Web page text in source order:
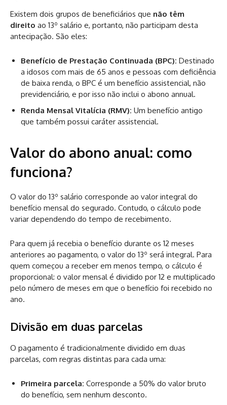
Existem dois grupos de beneficiários que não têm
direito ao 13º salário e, portanto, não participam desta
antecipação. São eles:
Benefício de Prestação Continuada (BPC): Destinado
a idosos com mais de 65 anos e pessoas com deficiência
de baixa renda, o BPC é um benefício assistencial, não
previdenciário, e por isso não inclui o abono annual.
Renda Mensal Vitalícia (RMV): Um benefício antigo
que também possui caráter assistencial.
Valor do abono anual: como
funciona?
O valor do 13º salário corresponde ao valor integral do
benefício mensal do segurado. Contudo, o cálculo pode
variar dependendo do tempo de recebimento.
Para quem já recebia o benefício durante os 12 meses
anteriores ao pagamento, o valor do 13º será integral. Para
quem começou a receber em menos tempo, o cálculo é
proporcional: o valor mensal é dividido por 12 e multiplicado
pelo número de meses em que o benefício foi recebido no
ano.
Divisão em duas parcelas
O pagamento é tradicionalmente dividido em duas
parcelas, com regras distintas para cada uma:
Primeira parcela: Corresponde a 50% do valor bruto
do benefício, sem nenhum desconto.